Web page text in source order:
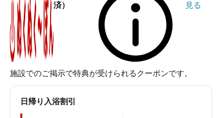
済）
見る
施設でのご掲示で特典が受けられるクーポンです。
日帰り入浴割引